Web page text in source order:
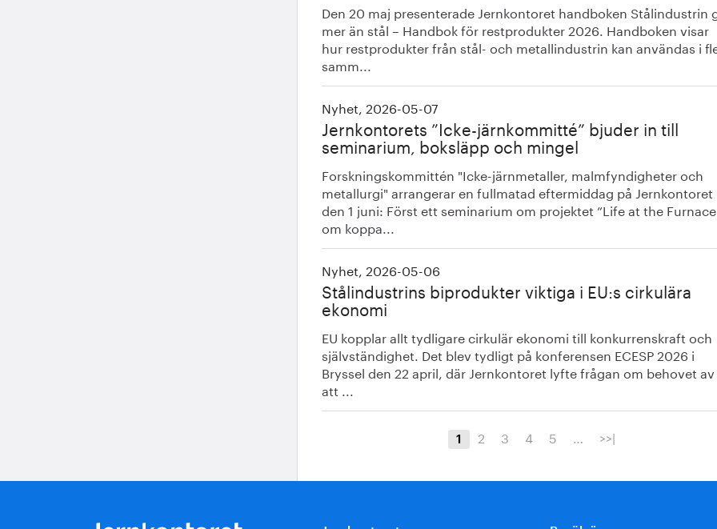
Den 20 maj presenterade Jernkontoret handboken Stålindustrin
mer än stål – Handbok för restprodukter 2026. Handboken visar
hur restprodukter från stål- och metallindustrin kan användas i
samm...
Nyhet, 2026-05-07
Jernkontorets ”Icke-järnkommitté” bjuder in till
seminarium, boksläpp och mingel
Forskningskommittén "Icke-järnmetaller, malmfyndigheter och
metallurgi" arrangerar en fullmatad eftermiddag på Jernkontoret
den 1 juni: Först ett seminarium om projektet ”Life at the
om koppa...
Nyhet, 2026-05-06
Stålindustrins biprodukter viktiga i EU:s cirkulära
ekonomi
EU kopplar allt tydligare cirkulär ekonomi till konkurrenskraft och
självständighet. Det blev tydligt på konferensen ECESP 2026 i
Bryssel den 22 april, där Jernkontoret lyfte frågan om behovet av
att ...
1 2 3 4 5 … >>|